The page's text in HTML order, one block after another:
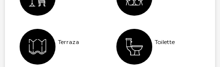
Terraza Toilette